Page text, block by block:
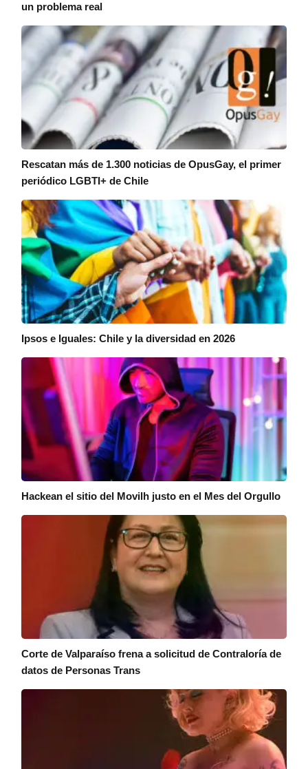
un problema real
Rescatan más de 1.300 noticias de OpusGay, el primer
periódico LGBTI+ de Chile
Ipsos e Iguales: Chile y la diversidad en 2026
Hackean el sitio del Movilh justo en el Mes del Orgullo
Corte de Valparaíso frena a solicitud de Contraloría de
datos de Personas Trans